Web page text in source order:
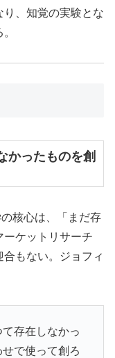
り、知覚の実験とな
かったものを創
核心は、「まだ存
ケットリサーチ
もない。ジョフィ
て存在しなかっ
で使って創ろ